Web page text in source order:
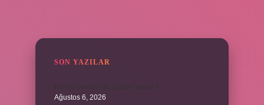
SON YAZILAR
Kumru yuvayı kaç günde yapar ?
Ağustos 6, 2026